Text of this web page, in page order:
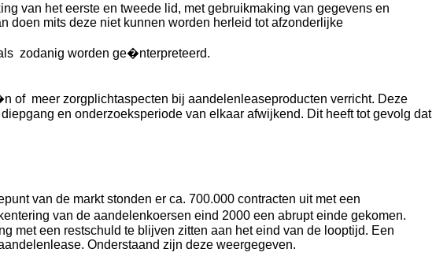
van het eerste en tweede lid, met gebruikmaking van gegevens en
doen mits deze niet kunnen worden herleid tot afzonderlijke
zodanig worden ge�nterpreteerd.
of meer zorgplichtaspecten bij aandelenleaseproducten verricht. Deze
en onderzoeksperiode van elkaar afwijkend. Dit heeft tot gevolg dat
van de markt stonden er ca. 700.000 contracten uit met een
van de aandelenkoersen eind 2000 een abrupt einde gekomen.
met een restschuld te blijven zitten aan het eind van de looptijd. Een
Onderstaand zijn deze weergegeven.